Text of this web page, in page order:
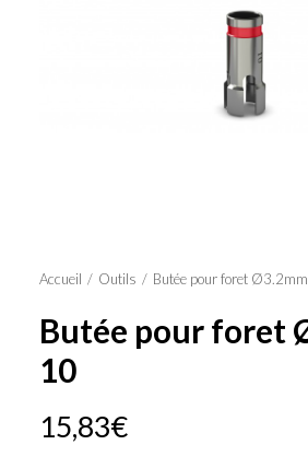
DigiTag
Accueil Outils Butée pour foret
Butée pour foret
10
15,83€